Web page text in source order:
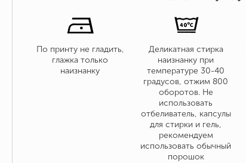
По принту не гладить,
глажка только
наизнанку
Деликатная стирка
наизнанку при
температуре 30-40
градусов, отжим 800
оборотов. Не
использовать
отбеливатель, капсулы
для стирки и гель,
рекомендуем
использовать обычный
порошок